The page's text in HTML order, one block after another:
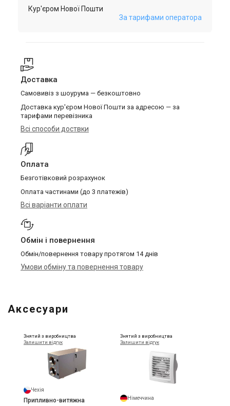
Кур'єром Нової Пошти
За тарифами оператора
Доставка
Самовивіз з шоурума — безкоштовно
Доставка кур'єром Нової Пошти за адресою — за
тарифами перевізника
Всі способи доствки
Оплата
Безготівковий розрахунок
Оплата частинами (до 3 платежів)
Всі варіанти оплати
Обмін і повернення
Обмін/повернення товару протягом 14 днів
Умови обміну та повернення товару
Аксесуари
Знятий з виробництва
Залишити відгук
Чехія
Припливно-витяжна
Знятий з виробництва
Залишити відгук
Німеччина